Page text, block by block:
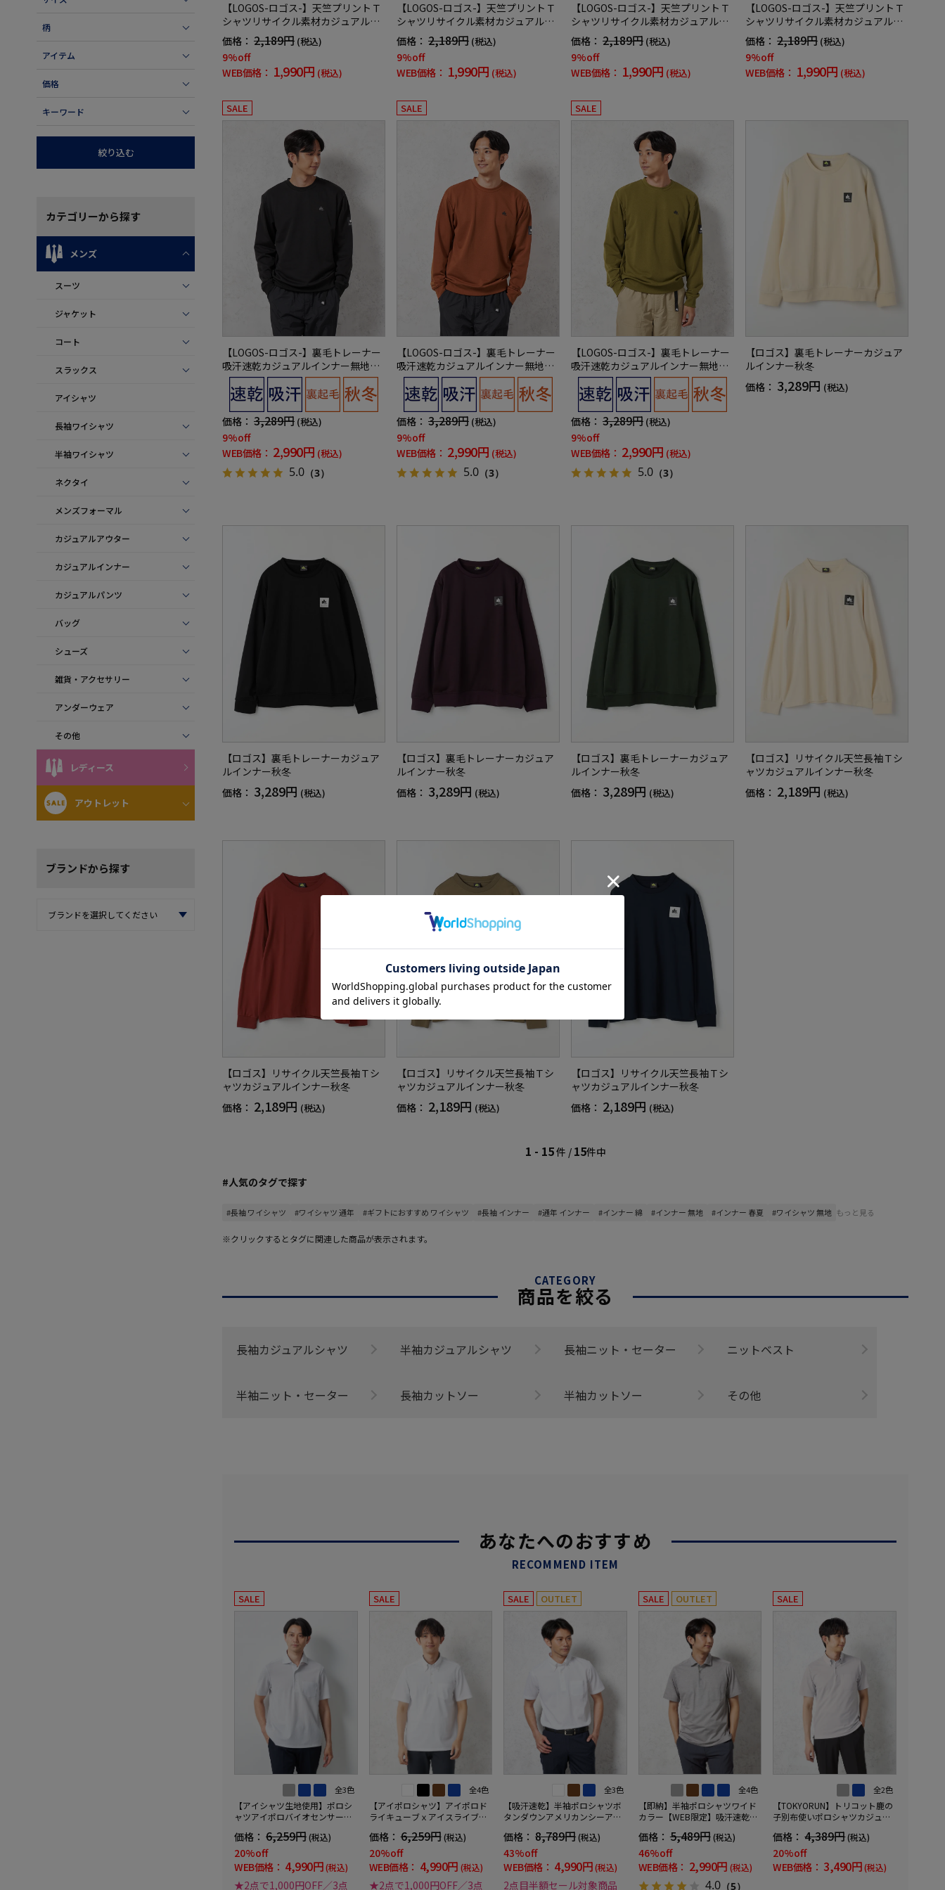
柄
アイテム
価格
キーワード
絞り込む
カテゴリーから探す
メンズ
スーツ
ジャケット
コート
スラックス
アイシャツ
長袖ワイシャツ
半袖ワイシャツ
ネクタイ
メンズフォーマル
カジュアルアウター
カジュアルインナー
カジュアルパンツ
バッグ
シューズ
雑貨・アクセサリー
アンダーウェア
その他
レディース
アウトレット
ブランドから探す
【LOGOS-ロゴス-】天竺プリントＴ
シャツリサイクル素材カジュアルイ
ンナー無地秋冬
価格： 2,189円 (税込)
9%off
WEB価格： 1,990円 (税込)
【LOGOS-ロゴス-】天竺プリントＴ
シャツリサイクル素材カジュアルイ
ンナー無地秋冬
価格： 2,189円 (税込)
9%off
WEB価格： 1,990円 (税込)
【LOGOS-ロゴス-】天竺プリントＴ
シャツリサイクル素材カジュアルイ
ンナー無地秋冬
価格： 2,189円 (税込)
9%off
WEB価格： 1,990円 (税込)
【LOGOS-ロゴス-】天竺プリントＴ
シャツリサイクル素材カジュアルイ
ンナー無地秋冬
価格： 2,189円 (税込)
9%off
WEB価格： 1,990円 (税込)
SALE
【LOGOS-ロゴス-】裏毛トレーナー
吸汗速乾カジュアルインナー無地秋
冬
価格： 3,289円 (税込)
9%off
WEB価格： 2,990円 (税込)
5.0 （3）
SALE
【LOGOS-ロゴス-】裏毛トレーナー
吸汗速乾カジュアルインナー無地秋
冬
価格： 3,289円 (税込)
9%off
WEB価格： 2,990円 (税込)
5.0 （3）
SALE
【LOGOS-ロゴス-】裏毛トレーナー
吸汗速乾カジュアルインナー無地秋
冬
価格： 3,289円 (税込)
9%off
WEB価格： 2,990円 (税込)
5.0 （3）
【ロゴス】裏毛トレーナーカジュア
ルインナー秋冬
価格： 3,289円 (税込)
【ロゴス】裏毛トレーナーカジュア
ルインナー秋冬
価格： 3,289円 (税込)
【ロゴス】裏毛トレーナーカジュア
ルインナー秋冬
価格： 3,289円 (税込)
【ロゴス】裏毛トレーナーカジュア
ルインナー秋冬
価格： 3,289円 (税込)
【ロゴス】リサイクル天竺長袖Ｔシ
ャツカジュアルインナー秋冬
価格： 2,189円 (税込)
【ロゴス】リサイクル天竺長袖Ｔシ
ャツカジュアルインナー秋冬
価格： 2,189円 (税込)
【ロゴス】リサイクル天竺長袖Ｔシ
ャツカジュアルインナー秋冬
価格： 2,189円 (税込)
【ロゴス】リサイクル天竺長袖Ｔシ
ャツカジュアルインナー秋冬
価格： 2,189円 (税込)
1 - 15件 / 15件中
#人気のタグで探す
#長袖 ワイシャツ #ワイシャツ 通年 #ギフトにおすすめ ワイシャツ #長袖 インナー #通年 インナー #インナー 綿 #インナー 無地 #インナー 春夏 #ワイシャツ 無地 もっと見る
※クリックするとタグに関連した商品が表示されます。
CATEGORY
商品を絞る
長袖カジュアルシャツ 半袖カジュアルシャツ 長袖ニット・セーター ニットベスト
半袖ニット・セーター 長袖カットソー 半袖カットソー その他
あなたへのおすすめ
RECOMMEND ITEM
SALE
全3色
【アイシャツ生地使用】ポロシ
ャツアイポロバイオセンサーク
定ストレッチ吸汗速乾抗菌加工
春夏
価格： 6,259円(税込)
20%off
WEB価格： 4,990円(税込)
★2点で1,000円OFF／3点
SALE
全4色
【アイポロシャツ】アイポロド
ライキューブｘアイスライブボ
吸汗速乾抗菌加工ストレッチ形
態安定春夏
価格： 6,259円 (税込)
20%off
WEB価格： 4,990円 (税込)
★2点で1,000円OFF／3点
SALE OUTLET
全3色
【吸汗速乾】半袖ポロシャツボ
タンダウンアメリカンシーアイ
ルインナー無地春夏
価格： 8,789円(税込)
43%off
WEB価格： 4,990円(税込)
2点目半額セール対象商品
SALE OUTLET
全4色
【即納】半袖ポロシャツワイド
カラー【WEB限定】吸汗速乾イ
春夏
価格： 5,489円(税込)
46%off
WEB価格： 2,990円 (税込)
4.0（5）
SALE
全2色
【TOKYORUN】トリコット鹿の
子別布使いポロシャツカジュア
ット素材ストレッチ形態安定春
夏
価格： 4,389円(税込)
20%off
WEB価格： 3,490円(税込)